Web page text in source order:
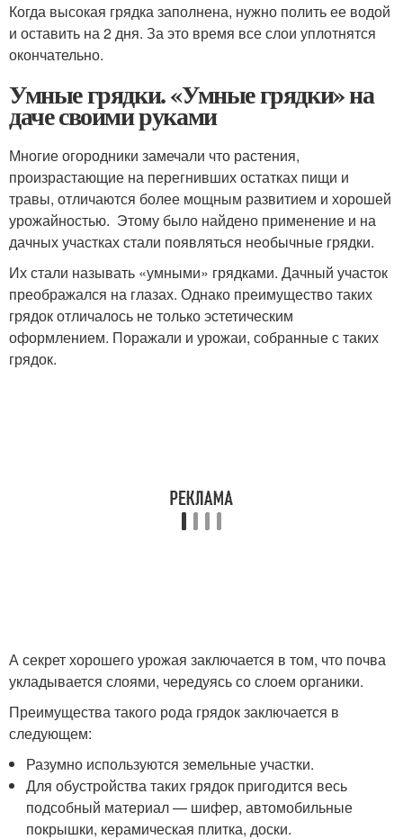
Когда высокая грядка заполнена, нужно полить ее водой
и оставить на 2 дня. За это время все слои уплотнятся
окончательно.
Умные грядки. «Умные грядки» на
даче своими руками
Многие огородники замечали что растения,
произрастающие на перегнивших остатках пищи и
травы, отличаются более мощным развитием и хорошей
урожайностью. Этому было найдено применение и на
дачных участках стали появляться необычные грядки.
Их стали называть «умными» грядками. Дачный участок
преображался на глазах. Однако преимущество таких
грядок отличалось не только эстетическим
оформлением. Поражали и урожаи, собранные с таких
грядок.
А секрет хорошего урожая заключается в том, что почва
укладывается слоями, чередуясь со слоем органики.
Преимущества такого рода грядок заключается в
следующем:
Разумно используются земельные участки.
Для обустройства таких грядок пригодится весь
подсобный материал — шифер, автомобильные
покрышки, керамическая плитка, доски.